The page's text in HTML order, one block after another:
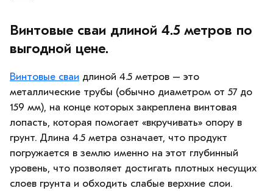
Винтовые сваи длиной 4.5 метров по
выгодной цене.
Винтовые сваи длиной 4.5 метров – это
металлические трубы (обычно диаметром от 57 до
159 мм), на конце которых закреплена винтовая
лопасть, которая помогает «вкручивать» опору в
грунт. Длина 4.5 метра означает, что продукт
погружается в землю именно на этот глубинный
уровень, что позволяет достигать плотных несущих
слоев грунта и обходить слабые верхние слои.